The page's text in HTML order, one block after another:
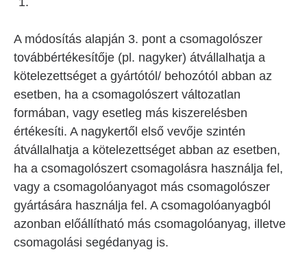
A módosítás alapján 3. pont a csomagolószer
továbbértékesítője (pl. nagyker) átvállalhatja a
kötelezettséget a gyártótól/ behozótól abban az
esetben, ha a csomagolószert változatlan
formában, vagy esetleg más kiszerelésben
értékesíti. A nagykertől első vevője szintén
átvállalhatja a kötelezettséget abban az esetben,
ha a csomagolószert csomagolásra használja fel,
vagy a csomagolóanyagot más csomagolószer
gyártására használja fel. A csomagolóanyagból
azonban előállítható más csomagolóanyag, illetve
csomagolási segédanyag is.